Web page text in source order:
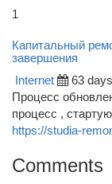
1
Капитальный
завершения
Internet 63
Процесс
процесс ,
https://studia-
Comments